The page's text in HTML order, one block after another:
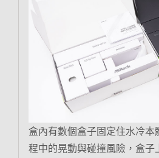
盒內有數個盒子固定住水冷本
程中的晃動與碰撞風險，盒子